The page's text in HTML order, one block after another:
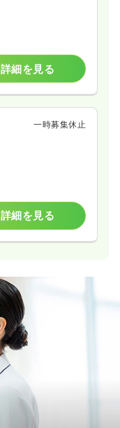
詳細を見る
一時募集休止
詳細を見る